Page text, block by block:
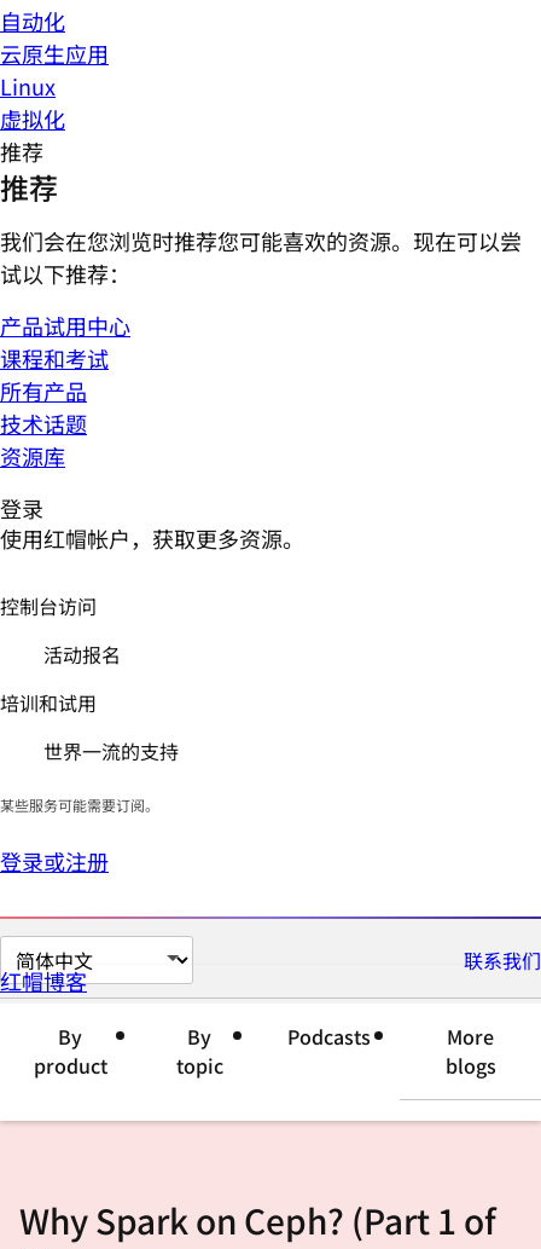
自动化
云原生应用
Linux
虚拟化
推荐
推荐
我们会在您浏览时推荐您可能喜欢的资源。现在可以尝
试以下推荐：
产品试用中心
课程和考试
所有产品
技术话题
资源库
登录
使用红帽帐户，获取更多资源。
控制台访问
活动报名
培训和试用
世界一流的支持
某些服务可能需要订阅。
登录或注册
切
换
言
联系我们
红帽博客
By
product
By
topic
Podcasts
More
blogs
Why Spark on Ceph? (Part 1 of